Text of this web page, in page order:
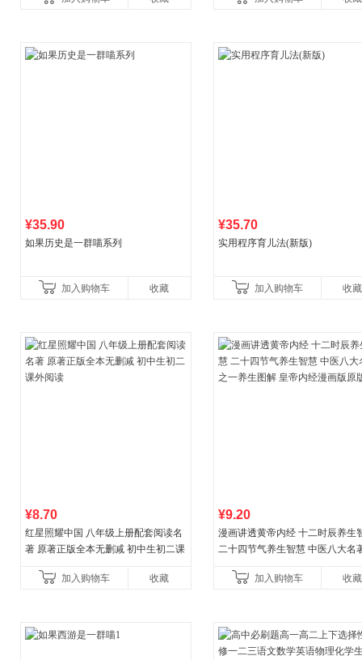
¥35.90
如果历史是一群喵系列
加入购物车 收藏
¥35.70
实用程序育儿法(新版)
加入购物车 收藏
¥8.70
红星照耀中国 八年级上册配套阅读名
著 原著正版全本无删减 初中生初二课
加入购物车
收藏
¥9.20
漫画讲透黄帝内经 十二时辰养生
二十四节气养生智慧 中医八大名
加入购物车
收藏